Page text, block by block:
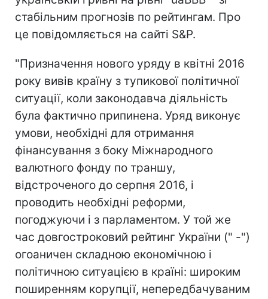
стабільним прогнозів по рейтингам. Про
це повідомляється на сайті S&P.
"Призначення нового уряду в квітні 2016
року вивів країну з тупикової політичної
ситуації, коли законодавча діяльність
була фактично припинена. Уряд виконує
умови, необхідні для отримання
фінансування з боку Міжнародного
валютного фонду по траншу,
відстроченого до серпня 2016, і
проводить необхідні реформи,
погоджуючи і з парламентом. У той же
час довгостроковий рейтинг України (" -")
огоаничен складною економічною і
політичною ситуацією в країні: широким
поширенням корупції, непередбачуваним